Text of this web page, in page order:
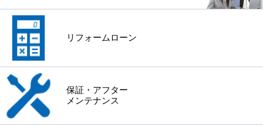
リフォームローン
保証・アフター
メンテナンス